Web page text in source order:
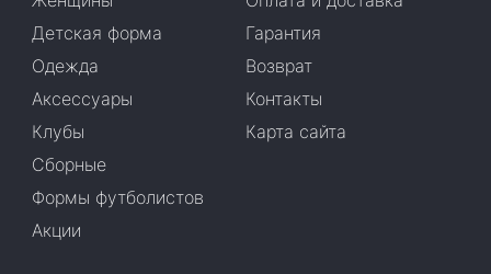
Детская форма
Одежда
Аксессуары
Клубы
Сборные
Формы футболистов
Акции
Гарантия
Возврат
Контакты
Карта сайта